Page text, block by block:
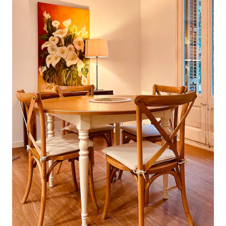
kaffemaskine, kedel, juice squeezer,
opvaskemaskine er Miele-mærket af høj
kvalitet - Central aircondition og
opvarmning - Elektriske varmeapparater
- To komplette badeværelser med
bruser og badekar udstyret med
hårtørrer - Endeløs strand, hav og
bjergudsigt i hele lejligheden - Baby høj
stol og barneseng/seng - Komplet
post/postkasse service - Alle
forsyningsselskaber inkluderet -
Lejlighed beliggende på anden sal
Licensnummer HUTB-017812 Du vil have
hele lejligheden for jer selv, der ligger på
anden sal i 3 etagers bygning. Det fylder
hele gulvet, så du har ingen andre
balkoner/naboer at se på. Kun havet og
palmerne. Der er 2 parkeringspladser til
rådighed inden for fællesskabet.
Bemærk venligst, at der ikke er elevator.
Ved din ankomst vil du finde lejligheden i
to komfortable
tredje
badeværelse
gangen. Andre tjenester: privat
parkering (efter
anmodning) ... 20 € pr.
Lejligheden har
personer. Hver ekstra person har et
tillæg på 30 €/
samme bygning
tilgængelighed. Claudio vil være din vært
ved check-in. Han vil være din "ven fra
Barcelona". Du kan spørge ham om
ethvert emne
Område med
transport. Fra lejligheden kan du gå til de
vigtigste steder,
forbindelser med
meter fra
til kongrescentret
minutter, når du: